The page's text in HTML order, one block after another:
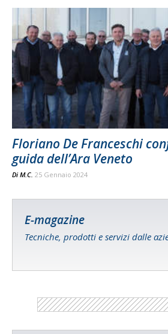
Floriano De Franceschi
guida dell’Ara Veneto
Di M.C. 25 Gennaio 2024
E-magazine
Tecniche, prodotti e servizi dalle